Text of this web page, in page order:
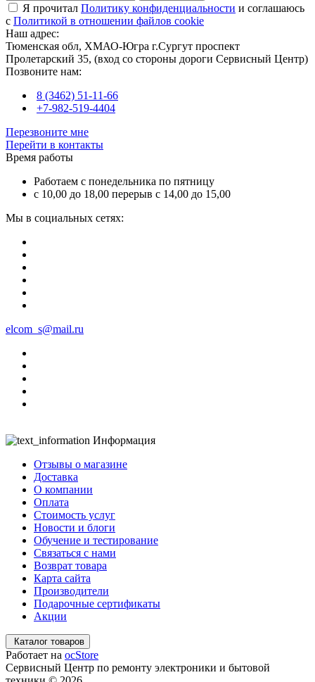
Я прочитал Политику конфиденциальности и соглашаюсь
с Политикой в отношении файлов cookie
Наш адрес:
Тюменская обл, ХМАО-Югра г.Сургут проспект
Пролетарский 35, (вход со стороны дороги Сервисный Центр)
Позвоните нам:
8 (3462) 51-11-66
+7-982-519-4404
Перезвоните мне
Перейти в контакты
Время работы
Работаем с понедельника по пятницу
с 10,00 до 18,00 перерыв с 14,00 до 15,00
Мы в социальных сетях:
elcom_s@mail.ru
Информация
Отзывы о магазине
Доставка
О компании
Оплата
Стоимость услуг
Новости и блоги
Обучение и тестирование
Связаться с нами
Возврат товара
Карта сайта
Производители
Подарочные сертификаты
Акции
Каталог товаров
Работает на ocStore
Сервисный Центр по ремонту электроники и бытовой